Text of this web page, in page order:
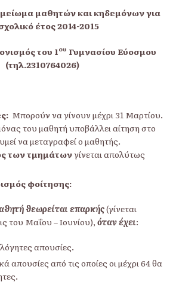
μαθητών και κηδεμόνων για
έτος 2014-2015
του 1 ου Γυμνασίου Εύοσμου
(τηλ.2310764026)
Μπορούν να γίνουν μέχρι 31 Μαρτίου.
του μαθητή υποβάλλει αίτηση στο
να μεταγραφεί ο μαθητής.
των τμημάτωνγίνεται απολύτως
φοίτησης:
θεωρείται επαρκής(γίνεται
του Μαΐου – Ιουνίου), όταν έχει:
απουσίες.
απουσίες από τις οποίες οι μέχρι 64 θα